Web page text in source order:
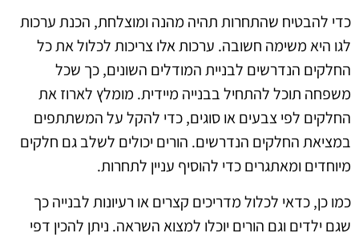
כדי להבטיח שהתחרות תהיה מהנה ומוצלחת, הכנת ערכות
לגו היא משימה חשובה. ערכות אלו צריכות לכלול את כל
החלקים הנדרשים לבניית המודלים השונים, כך שכל
משפחה תוכל להתחיל בבנייה מיידית. מומלץ לארוז את
החלקים לפי צבעים או סוגים, כדי להקל על המשתתפים
במציאת החלקים הנדרשים. הורים יכולים לשלב גם חלקים
מיוחדים ומאתגרים כדי להוסיף עניין לתחרות.
כמו כן, כדאי לכלול מדריכים קצרים או רעיונות לבנייה כך
שגם ילדים וגם הורים יוכלו למצוא השראה. ניתן להכין דפי